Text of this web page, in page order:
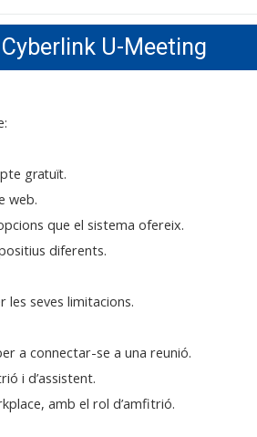
U-Meeting
gratuït.
web.
que el sistema ofereix.
diferents.
seves limitacions.
a connectar-se a una reunió.
i d’assistent.
amb el rol d’amfitrió.